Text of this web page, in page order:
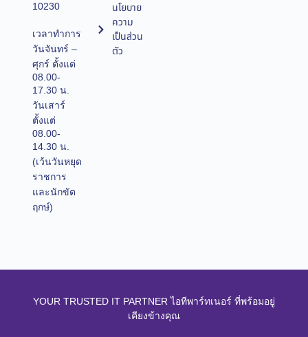
10230
เวลาทำการ
วันจันทร์ –
ศุกร์ ตั้งแต่
08.00-
17.30 น.
วันเสาร์
ตั้งแต่
08.00-
14.30 น.
(เว้นวันหยุด
ราชการ
และนักขัต
ฤกษ์)
นโยบาย
ความ
เป็นส่วน
ตัว
YOUR TRUSTED IT PARTNER ไอทีพาร์ทเนอร์ ที่พร้อมอยู่
เคียงข้างคุณ